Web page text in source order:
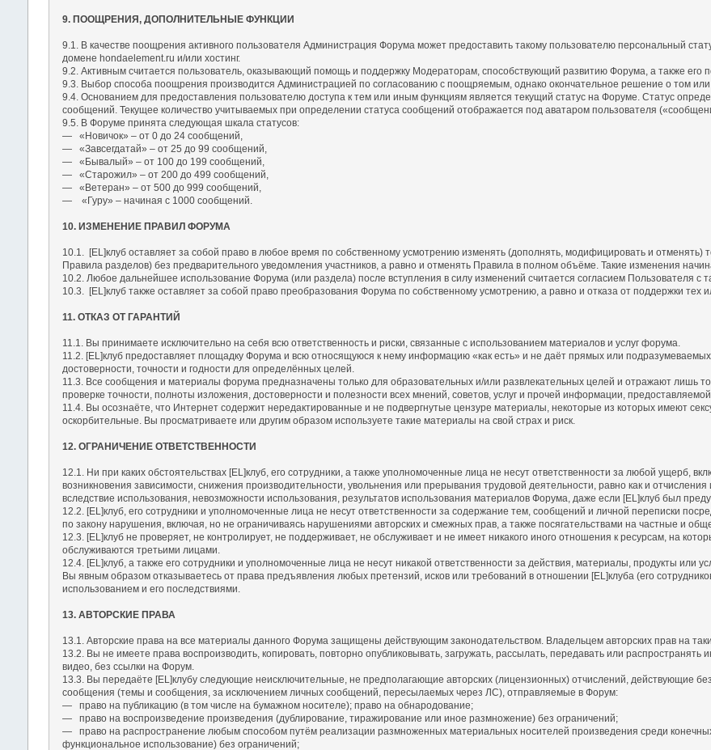
9. ПООЩРЕНИЯ, ДОПОЛНИТЕЛЬНЫЕ ФУНКЦИИ
9.1. В качестве поощрения активного пользователя Администрация Форума может предоставить такому пользователю персональный
домене hondaelement.ru и/или хостинг.
9.2. Активным считается пользователь, оказывающий помощь и поддержку Модераторам, способствующий развитию Форума, а также его
9.3. Выбор способа поощрения производится Администрацией по согласованию с поощряемым, однако окончательное решение о том
9.4. Основанием для предоставления пользователю доступа к тем или иным функциям является текущий статус на Форуме. Статус
сообщений. Текущее количество учитываемых при определении статуса сообщений отображается под аватаром пользователя
9.5. В Форуме принята следующая шкала статусов:
― «Новичок» – от 0 до 24 сообщений,
― «Завсегдатай» – от 25 до 99 сообщений,
― «Бывалый» – от 100 до 199 сообщений,
― «Старожил» – от 200 до 499 сообщений,
― «Ветеран» – от 500 до 999 сообщений,
― «Гуру» – начиная с 1000 сообщений.
10. ИЗМЕНЕНИЕ ПРАВИЛ ФОРУМА
10.1. [EL]клуб оставляет за собой право в любое время по собственному усмотрению изменять (дополнять, модифицировать и
Правила разделов) без предварительного уведомления участников, а равно и отменять Правила в полном объёме. Такие изменения
10.2. Любое дальнейшее использование Форума (или раздела) после вступления в силу изменений считается согласием Пользователя с
10.3. [EL]клуб также оставляет за собой право преобразования Форума по собственному усмотрению, а равно и отказа от поддержки тех
11. ОТКАЗ ОТ ГАРАНТИЙ
11.1. Вы принимаете исключительно на себя всю ответственность и риски, связанные с использованием материалов и услуг форума.
11.2. [EL]клуб предоставляет площадку Форума и всю относящуюся к нему информацию «как есть» и не даёт прямых или
достоверности, точности и годности для определённых целей.
11.3. Все сообщения и материалы форума предназначены только для образовательных и/или развлекательных целей и отражают лишь
проверке точности, полноты изложения, достоверности и полезности всех мнений, советов, услуг и прочей информации,
11.4. Вы осознаёте, что Интернет содержит нередактированные и не подвергнутые цензуре материалы, некоторые из которых имеют
оскорбительные. Вы просматриваете или другим образом используете такие материалы на свой страх и риск.
12. ОГРАНИЧЕНИЕ ОТВЕТСТВЕННОСТИ
12.1. Ни при каких обстоятельствах [EL]клуб, его сотрудники, а также уполномоченные лица не несут ответственности за любой ущерб,
возникновения зависимости, снижения производительности, увольнения или прерывания трудовой деятельности, равно как и
вследствие использования, невозможности использования, результатов использования материалов Форума, даже если [EL]клуб был
12.2. [EL]клуб, его сотрудники и уполномоченные лица не несут ответственности за содержание тем, сообщений и личной переписки
по закону нарушения, включая, но не ограничиваясь нарушениями авторских и смежных прав, а также посягательствами на частные и
12.3. [EL]клуб не проверяет, не контролирует, не поддерживает, не обслуживает и не имеет никакого иного отношения к ресурсам, на
обслуживаются третьими лицами.
12.4. [EL]клуб, а также его сотрудники и уполномоченные лица не несут никакой ответственности за действия, материалы, продукты или
Вы явным образом отказываетесь от права предъявления любых претензий, исков или требований в отношении [EL]клуба (его
использованием и его последствиями.
13. АВТОРСКИЕ ПРАВА
13.1. Авторские права на все материалы данного Форума защищены действующим законодательством. Владельцем авторских прав на
13.2. Вы не имеете права воспроизводить, копировать, повторно опубликовывать, загружать, рассылать, передавать или
видео, без ссылки на Форум.
13.3. Вы передаёте [EL]клубу следующие неисключительные, не предполагающие авторских (лицензионных) отчислений, действующие
сообщения (темы и сообщения, за исключением личных сообщений, пересылаемых через ЛС), отправляемые в Форум:
― право на публикацию (в том числе на бумажном носителе); право на обнародование;
― право на воспроизведение произведения (дублирование, тиражирование или иное размножение) без ограничений;
― право на распространение любым способом путём реализации размноженных материальных носителей произведения среди
функциональное использование) без ограничений;